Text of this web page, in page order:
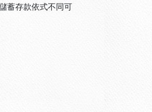
蓄存款依式不同可